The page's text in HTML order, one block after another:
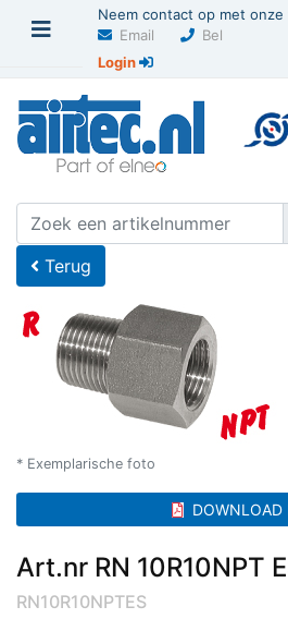
Neem contact op met onze
Email
Bel
Login
U bevindt zich hier Home
Terug
* Exemplarische foto
DOWNLOAD
Art.nr RN 10R10NPT
RN10R10NPTES